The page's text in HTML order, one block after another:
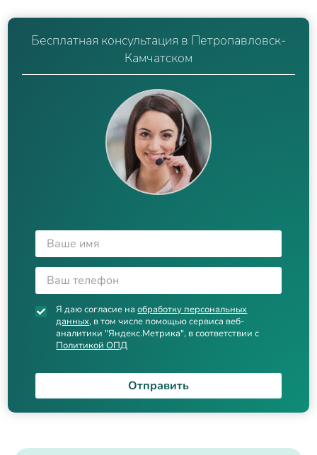
Бесплатная консультация в Петропавловск-
Камчатском
Я даю согласие наобработку персональных
данных, в том числе помощью сервиса веб-
аналитики "Яндекс.Метрика", в соответствии с
Политикой ОПД
Отправить